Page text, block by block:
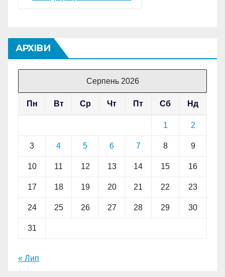
АРХІВИ
Серпень 2026
Пн Вт Ср Чт Пт Сб Нд
1 2
3 4 5 6 7 8 9
10 11 12 13 14 15 16
17 18 19 20 21 22 23
24 25 26 27 28 29 30
31
« Лип